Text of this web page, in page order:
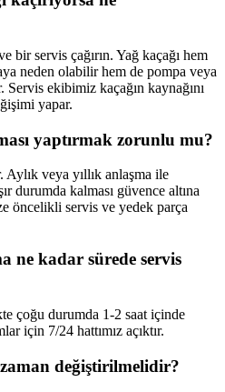
bir servis çağırın. Yağ kaçağı hem
neden olabilir hem de pompa veya
Servis ekibimiz kaçağın kaynağını
yapar.
yaptırmak zorunlu mu?
veya yıllık anlaşma ile
durumda kalması güvence altına
öncelikli servis ve yedek parça
ne kadar sürede servis
çoğu durumda 1-2 saat içinde
için 7/24 hattımız açıktır.
değiştirilmelidir?